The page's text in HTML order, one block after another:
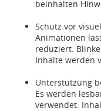
beinhalten
Schutz vor
Animationen
reduziert.
Inhalte werden
Unterstützung
Es werden
verwendet.